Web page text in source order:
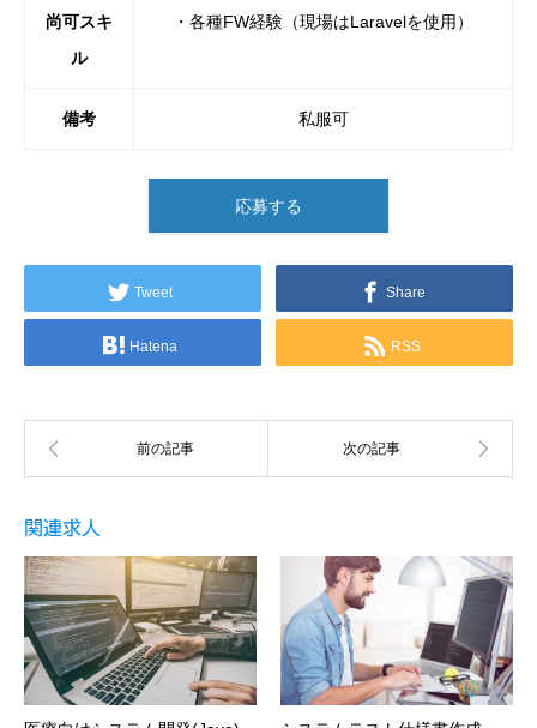
尚可スキ
ル
・各種FW経験（現場はLaravelを使用）
備考 私服可
応募する
Tweet Share
Hatena RSS
関連求人